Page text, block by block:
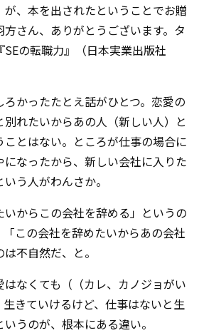
が、本を出されたということでお贈
さん、ありがとうございます。タ
の転職力』
（日本実業出版社
かったたとえ話がひとつ。恋愛の
れたいからあの人（新しい人）と
とはない。ところが仕事の場合に
なったから、新しい会社に入りた
う人がわんさか。
からこの会社を辞める」というの
この会社を辞めたいからあの会社
不自然だ、と。
なくても（（カレ、カノジョがい
きていけるけど、仕事はないと生
うのが、根本にある違い。